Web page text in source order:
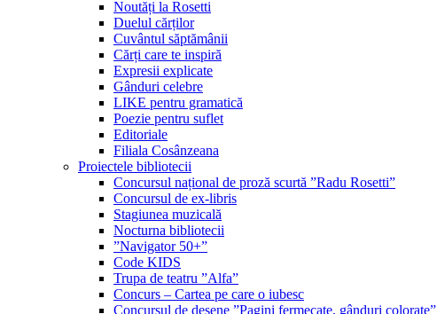
Noutăți la Rosetti
Duelul cărților
Cuvântul săptămânii
Cărți care te inspiră
Expresii explicate
Gânduri celebre
LIKE pentru gramatică
Poezie pentru suflet
Editoriale
Filiala Cosânzeana
Proiectele bibliotecii
Concursul național de proză scurtă ”Radu Rosetti”
Concursul de ex-libris
Stagiunea muzicală
Nocturna bibliotecii
”Navigator 50+”
Code KIDS
Trupa de teatru ”Alfa”
Concurs – Cartea pe care o iubesc
Concursul de desene ”Pagini fermecate, gânduri colorate”